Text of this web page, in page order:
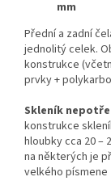
mm
Přední a zadní
jednolitý celek.
konstrukce
prvky +
Skleník
konstrukce
hloubky cca 20 –
na některých je
velkého